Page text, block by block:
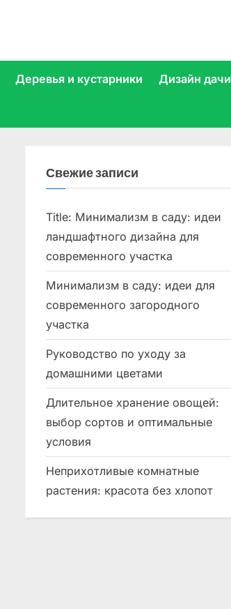
Деревья и кустарники Дизайн дачи
Свежие записи
Title: Минимализм в саду: идеи
ландшафтного дизайна для
современного участка
Минимализм в саду: идеи для
современного загородного
участка
Руководство по уходу за
домашними цветами
Длительное хранение овощей:
выбор сортов и оптимальные
условия
Неприхотливые комнатные
растения: красота без хлопот